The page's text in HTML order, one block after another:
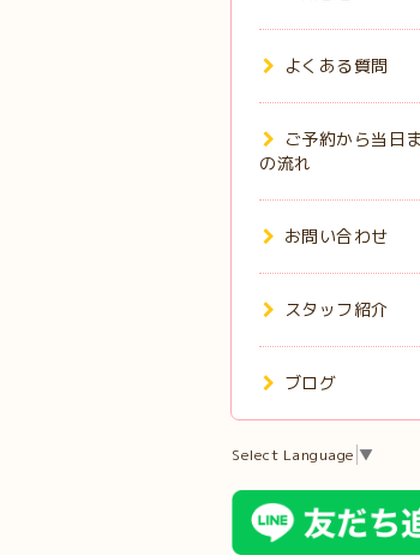
よくある質問
ご予約から当日
の流れ
お問い合わせ
スタッフ紹介
ブログ
Select Language ▼